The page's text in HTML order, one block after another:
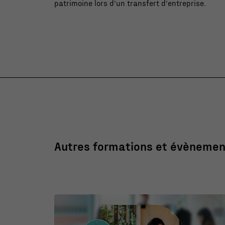
patrimoine lors d’un transfert d’entreprise.
Autres formations et